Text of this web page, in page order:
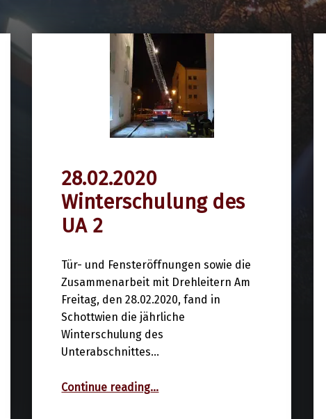
28.02.2020
Winterschulung des
UA 2
Tür- und Fensteröffnungen sowie die
Zusammenarbeit mit Drehleitern Am
Freitag, den 28.02.2020, fand in
Schottwien die jährliche
Winterschulung des
Unterabschnittes…
Continue reading“28.02.2020 Winterschulung des UA 2”…
28. Februar 2020